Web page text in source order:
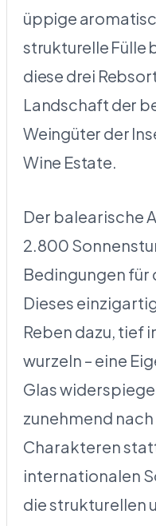
üppige
strukturelle Fülle
diese drei
Landschaft der
Weingüter der
Wine Estate.
Der balearische
2.800
Bedingungen für
Dieses
Reben dazu, tief
wurzeln – eine
Glas
zunehmend
Charakteren
internationalen
die strukturellen